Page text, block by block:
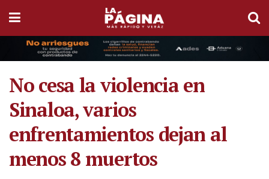
No cesa la violencia en
Sinaloa, varios
enfrentamientos dejan al
menos 8 muertos